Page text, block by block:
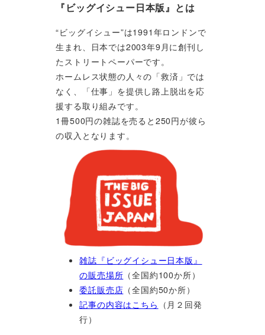
『ビッグイシュー日本版』とは
“ビッグイシュー”は1991年ロンドンで
生まれ、日本では2003年9月に創刊し
たストリートペーパーです。
ホームレス状態の人々の「救済」では
なく、「仕事」を提供し路上脱出を応
援する取り組みです。
1冊500円の雑誌を売ると250円が彼ら
の収入となります。
雑誌『ビッグイシュー日本版』
の販売場所 （全国約100か所）
委託販売店 （全国約50か所）
記事の内容はこちら （月２回発
行）